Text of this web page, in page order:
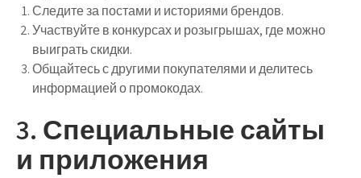
Следите за постами и историями брендов.
Участвуйте в конкурсах и розыгрышах, где можно
выиграть скидки.
Общайтесь с другими покупателями и делитесь
информацией о промокодах.
3. Специальные сайты
и приложения